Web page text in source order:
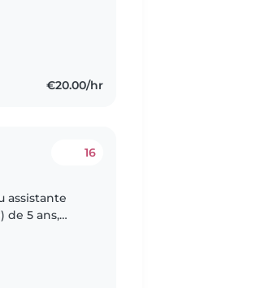
€20.00/hr
16
assistante
de 5 ans,